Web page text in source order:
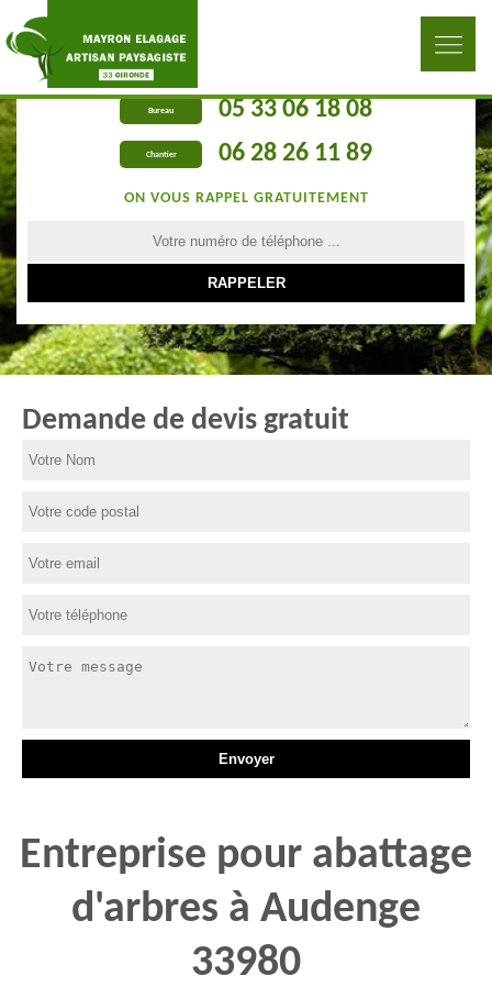
Bureau 05 33 06 18 08
Chantier 06 28 26 11 89
ON VOUS RAPPEL GRATUITEMENT
Demande de devis gratuit
Entreprise pour abattage
d'arbres à Audenge
33980